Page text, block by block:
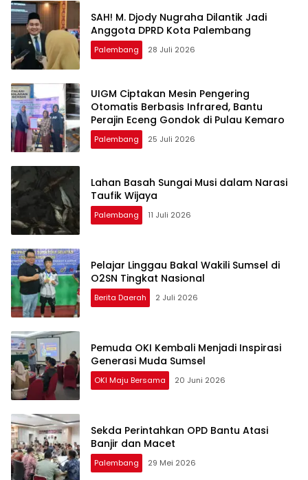
SAH! M. Djody Nugraha Dilantik Jadi
Anggota DPRD Kota Palembang
Palembang 28 Juli 2026
UIGM Ciptakan Mesin Pengering
Otomatis Berbasis Infrared, Bantu
Perajin Eceng Gondok di Pulau Kemaro
Palembang 25 Juli 2026
Lahan Basah Sungai Musi dalam Narasi
Taufik Wijaya
Palembang 11 Juli 2026
Pelajar Linggau Bakal Wakili Sumsel di
O2SN Tingkat Nasional
Berita Daerah 2 Juli 2026
Pemuda OKI Kembali Menjadi Inspirasi
Generasi Muda Sumsel
OKI Maju Bersama 20 Juni 2026
Sekda Perintahkan OPD Bantu Atasi
Banjir dan Macet
Palembang 29 Mei 2026